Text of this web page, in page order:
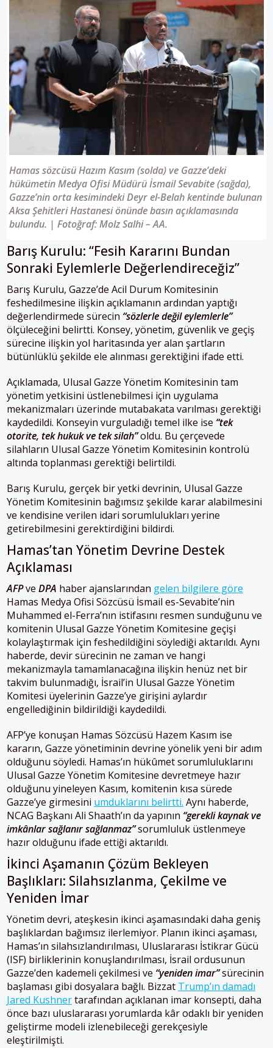
Hamas sözcüsü Hazım Kasım (solda) ve Gazze’deki
hükümetin Medya Ofisi Müdürü İsmail Sevabite (sağda),
Gazze’nin orta kesimindeki Deyr el-Belah kentinde bulunan
Aksa Şehitleri Hastanesi önünde basın açıklamasında
bulundu. | Fotoğraf: Molz Salhi – AA.
Barış Kurulu: “Fesih Kararını Bundan
Sonraki Eylemlerle Değerlendireceğiz”
Barış Kurulu, Gazze’de Acil Durum Komitesinin
feshedilmesine ilişkin açıklamanın ardından yaptığı
değerlendirmede sürecin “sözlerle değil eylemlerle”
ölçüleceğini belirtti. Konsey, yönetim, güvenlik ve geçiş
sürecine ilişkin yol haritasında yer alan şartların
bütünlüklü şekilde ele alınması gerektiğini ifade etti.
Açıklamada, Ulusal Gazze Yönetim Komitesinin tam
yönetim yetkisini üstlenebilmesi için uygulama
mekanizmaları üzerinde mutabakata varılması gerektiği
kaydedildi. Konseyin vurguladığı temel ilke ise “tek
otorite, tek hukuk ve tek silah”oldu. Bu çerçevede
silahların Ulusal Gazze Yönetim Komitesinin kontrolü
altında toplanması gerektiği belirtildi.
Barış Kurulu, gerçek bir yetki devrinin, Ulusal Gazze
Yönetim Komitesinin bağımsız şekilde karar alabilmesini
ve kendisine verilen idari sorumlulukları yerine
getirebilmesini gerektirdiğini bildirdi.
Hamas’tan Yönetim Devrine Destek
Açıklaması
AFPve DPA haber ajanslarından gelen bilgilere göre
Hamas Medya Ofisi Sözcüsü İsmail es-Sevabite’nin
Muhammed el-Ferra’nın istifasını resmen sunduğunu ve
komitenin Ulusal Gazze Yönetim Komitesine geçişi
kolaylaştırmak için feshedildiğini söylediği aktarıldı. Aynı
haberde, devir sürecinin ne zaman ve hangi
mekanizmayla tamamlanacağına ilişkin henüz net bir
takvim bulunmadığı, İsrail’in Ulusal Gazze Yönetim
Komitesi üyelerinin Gazze’ye girişini aylardır
engellediğinin bildirildiği kaydedildi.
AFP’ye konuşan Hamas Sözcüsü Hazem Kasım ise
kararın, Gazze yönetiminin devrine yönelik yeni bir adım
olduğunu söyledi. Hamas’ın hükûmet sorumluluklarını
Ulusal Gazze Yönetim Komitesine devretmeye hazır
olduğunu yineleyen Kasım, komitenin kısa sürede
Gazze’ye girmesini umduklarını belirtti. Aynı haberde,
NCAG Başkanı Ali Shaath’ın da yapının “gerekli kaynak ve
imkânlar sağlanır sağlanmaz”sorumluluk üstlenmeye
hazır olduğunu ifade ettiği aktarıldı.
İkinci Aşamanın Çözüm Bekleyen
Başlıkları: Silahsızlanma, Çekilme ve
Yeniden İmar
Yönetim devri, ateşkesin ikinci aşamasındaki daha geniş
başlıklardan bağımsız ilerlemiyor. Planın ikinci aşaması,
Hamas’ın silahsızlandırılması, Uluslararası İstikrar Gücü
(ISF) birliklerinin konuşlandırılması, İsrail ordusunun
Gazze’den kademeli çekilmesi ve “yeniden imar”sürecinin
başlaması gibi dosyalara bağlı. Bizzat Trump’ın damadı
Jared Kushnertarafından açıklanan imar konsepti, daha
önce bazı uluslararası yorumlarda kâr odaklı bir yeniden
geliştirme modeli izlenebileceği gerekçesiyle
eleştirilmişti.